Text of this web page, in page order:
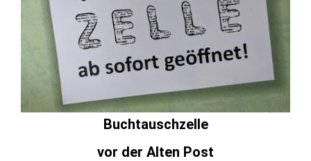
Buchtauschzelle
vor der Alten Post